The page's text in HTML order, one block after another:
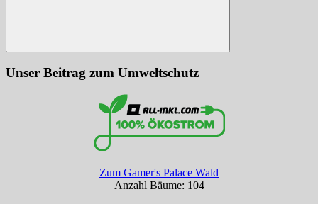
Suchen
Unser Beitrag zum Umweltschutz
Zum Gamer's Palace Wald
Anzahl Bäume: 104